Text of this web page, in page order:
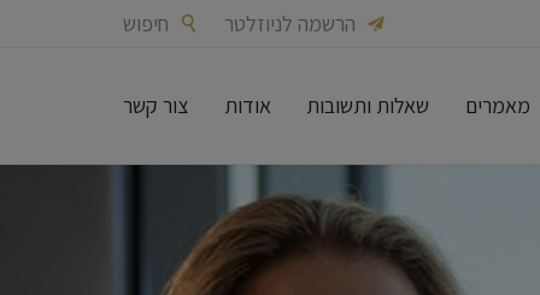
 הרשמה לניוזלטר  חיפוש
מאמרים שאלות ותשובות אודות צור קשר